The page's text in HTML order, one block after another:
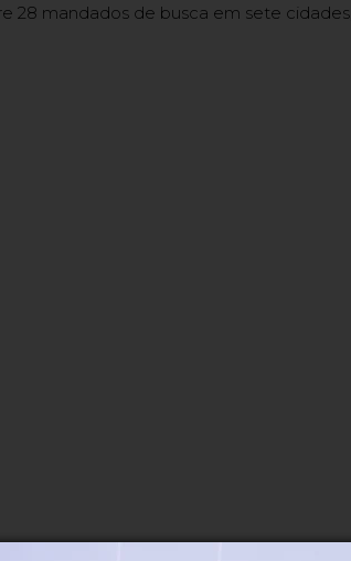
28 mandados de busca em sete cidades,